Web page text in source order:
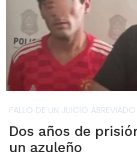
FALLO DE UN JUICIO ABREVIADO
Dos años de
un azuleño